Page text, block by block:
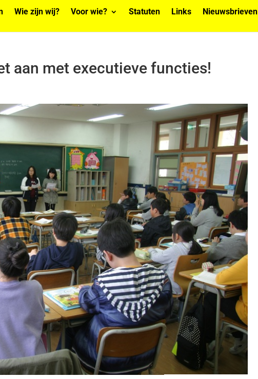
Wie zijn wij? Voor wie? Statuten Links Nieuwsbrieven
aan met executieve functies!